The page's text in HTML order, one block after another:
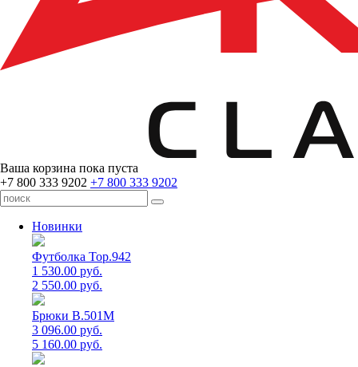
Ваша корзина пока пуста
+7 800 333 9202 +7 800 333 9202
Новинки
Футболка Top.942
1 530.00 руб.
2 550.00 руб.
Брюки B.501M
3 096.00 руб.
5 160.00 руб.